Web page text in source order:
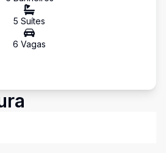
5 Suítes
6 Vagas